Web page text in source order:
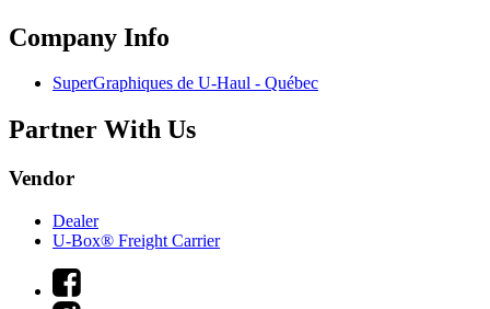
Company Info
SuperGraphiques de U-Haul - Québec
Partner With Us
Vendor
Dealer
U-Box® Freight Carrier